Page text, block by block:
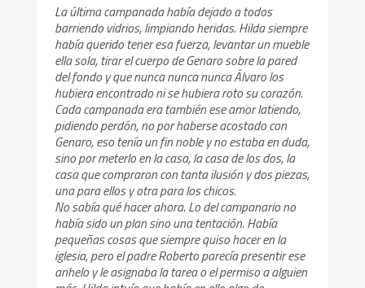
La última campanada había dejado a todos
barriendo vidrios, limpiando heridas. Hilda siempre
había querido tener esa fuerza, levantar un mueble
ella sola, tirar el cuerpo de Genaro sobre la pared
del fondo y que nunca nunca nunca Álvaro los
hubiera encontrado ni se hubiera roto su corazón.
Cada campanada era también ese amor latiendo,
pidiendo perdón, no por haberse acostado con
Genaro, eso tenía un fin noble y no estaba en duda,
sino por meterlo en la casa, la casa de los dos, la
casa que compraron con tanta ilusión y dos piezas,
una para ellos y otra para los chicos.
No sabía qué hacer ahora. Lo del campanario no
había sido un plan sino una tentación. Había
pequeñas cosas que siempre quiso hacer en la
iglesia, pero el padre Roberto parecía presentir ese
anhelo y le asignaba la tarea o el permiso a alguien